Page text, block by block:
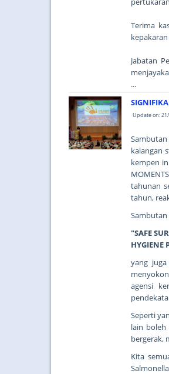
Terima
Jabatan
...
Update on:
kalangan
kempen
tahunan
tahun,
"SAFE
HYGIENE
yang
agensi
Seperti
lain boleh
bergerak,
Kita